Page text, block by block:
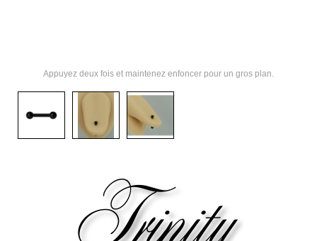
Appuyez deux fois et maintenez enfoncer pour un gros plan.